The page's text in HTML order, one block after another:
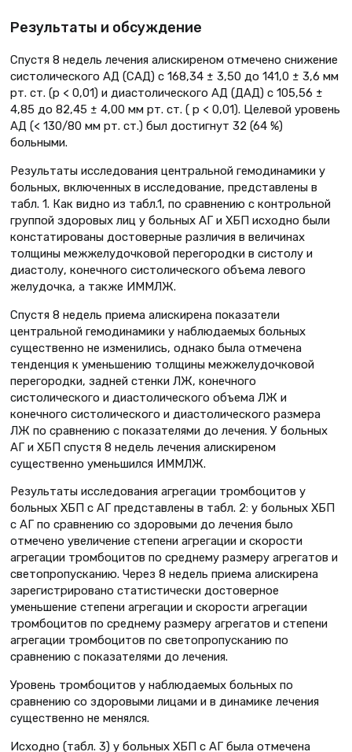
Результаты и обсуждение
Спустя 8 недель лечения алискиреном отмечено снижение
систолического АД (САД) с 168,34 ± 3,50 до 141,0 ± 3,6 мм
рт. ст. (р < 0,01) и диастолического АД (ДАД) с 105,56 ±
4,85 до 82,45 ± 4,00 мм рт. ст. ( р < 0,01). Целевой уровень
АД (< 130/80 мм рт. ст.) был достигнут 32 (64 %)
больными.
Результаты исследования центральной гемодинамики у
больных, включенных в исследование, представлены в
табл. 1. Как видно из табл.1, по сравнению с контрольной
группой здоровых лиц у больных АГ и ХБП исходно были
констатированы достоверные различия в величинах
толщины межжелудочковой перегородки в систолу и
диастолу, конечного систолического объема левого
желудочка, а также ИММЛЖ.
Спустя 8 недель приема алискирена показатели
центральной гемодинамики у наблюдаемых больных
существенно не изменились, однако была отмечена
тенденция к уменьшению толщины межжелудочковой
перегородки, задней стенки ЛЖ, конечного
систолического и диастолического объема ЛЖ и
конечного систолического и диастолического размера
ЛЖ по сравнению с показателями до лечения. У больных
АГ и ХБП спустя 8 недель лечения алискиреном
существенно уменьшился ИММЛЖ.
Результаты исследования агрегации тромбоцитов у
больных ХБП с АГ представлены в табл. 2: у больных ХБП
с АГ по сравнению со здоровыми до лечения было
отмечено увеличение степени агрегации и скорости
агрегации тромбоцитов по среднему размеру агрегатов и
светопропусканию. Через 8 недель приема алискирена
зарегистрировано статистически достоверное
уменьшение степени агрегации и скорости агрегации
тромбоцитов по среднему размеру агрегатов и степени
агрегации тромбоцитов по светопропусканию по
сравнению с показателями до лечения.
Уровень тромбоцитов у наблюдаемых больных по
сравнению со здоровыми лицами и в динамике лечения
существенно не менялся.
Исходно (табл. 3) у больных ХБП с АГ была отмечена